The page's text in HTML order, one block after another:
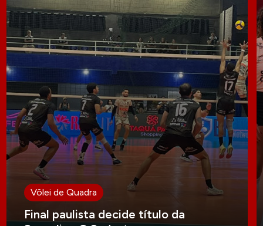
Vôlei de Quadra
Final paulista decide título da